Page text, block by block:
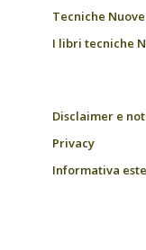
Tecniche Nuove
I libri tecniche
Disclaimer e
Privacy
Informativa